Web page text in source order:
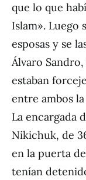
que lo que
Islam».
esposas y se
Álvaro
estaban
entre ambos
La encargada
Nikichuk, de
en la puerta
tenían